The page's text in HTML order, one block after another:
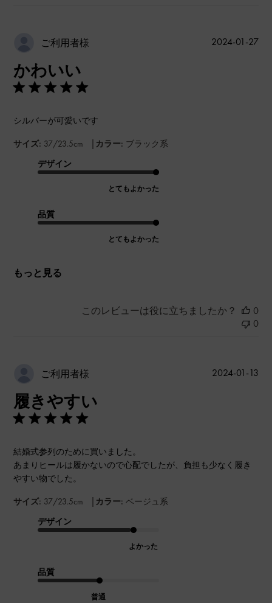
ご利用者様
かわいい
シルバーが可愛いです
サイズ: 37/23.5cm | カラー: ブラック系
デザイン
とてもよかった
品質
とてもよかった
もっと見る
公
2024-01-27
このレビューは役に立ちましたか？
0
0
ご利用者様
履きやすい
結婚式参列のために買いました。
あまりヒールは履かないので心配でしたが、負担も少なく履き
やすい物でした。
サイズ: 37/23.5cm | カラー: ベージュ系
デザイン
よかった
品質
普通
公
2024-01-13